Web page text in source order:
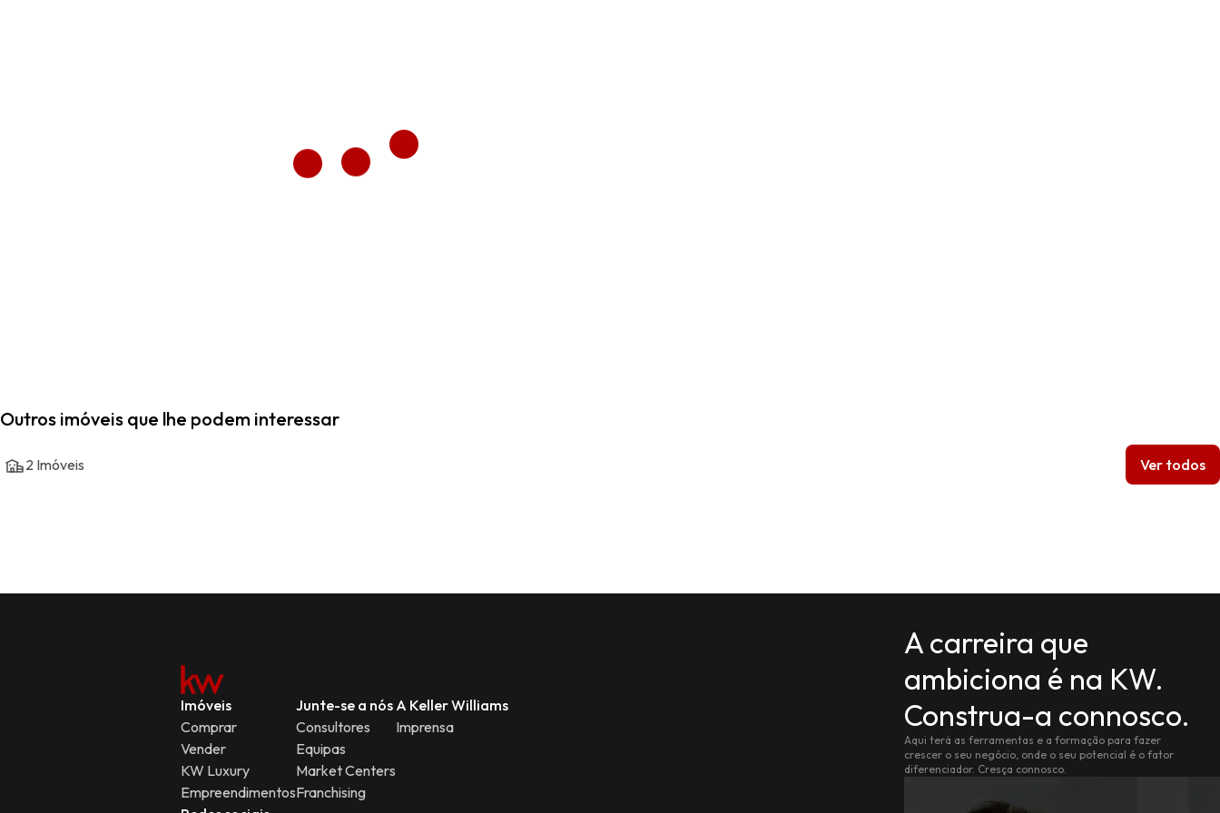
Outros imóveis que lhe podem interessar
2 Imóveis Ver todos
A carreira que
ambiciona é na KW.
Construa-a connosco.
Aqui terá as ferramentas e a formação para fazer
crescer o seu negócio, onde o seu potencial é o fator
diferenciador. Cresça connosco.
Imóveis
Comprar
Vender
KW Luxury
Empreendimentos
Junte-se a nós
Consultores
Equipas
Market Centers
Franchising
A Keller Williams
Imprensa